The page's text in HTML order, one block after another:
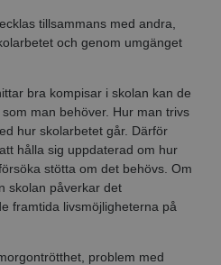
tillsammans med andra,
och genom umgänget
bra kompisar i skolan kan de
man behöver. Hur man trivs
hur skolarbetet går. Därför
hålla sig uppdaterad om hur
stötta om det behövs. Om
skolan påverkar det
framtida livsmöjligheterna på
problem med